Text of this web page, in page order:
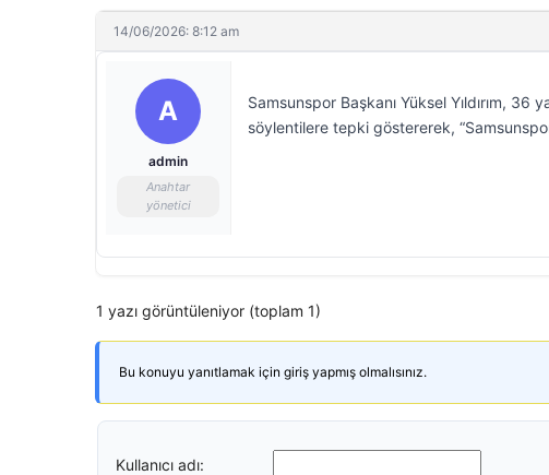
14/06/2026: 8:12 am
A
admin
Anahtar
yönetici
Samsunspor Başkanı Yüksel Yıldırım,
söylentilere tepki göstererek,
1 yazı görüntüleniyor (toplam 1)
Bu konuyu yanıtlamak için giriş yapmış olmalısınız.
Kullanıcı adı: